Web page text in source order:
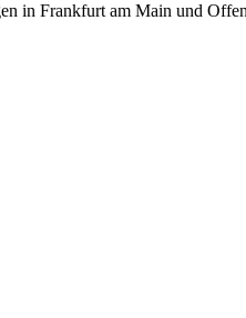
in Frankfurt am Main und